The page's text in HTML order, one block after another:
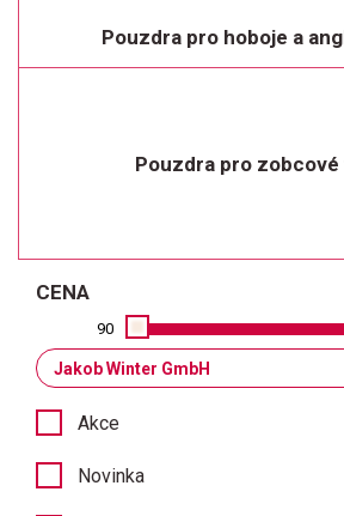
Pouzdra pro hoboje a
Pouzdra pro
CENA
90
Akce
Novinka